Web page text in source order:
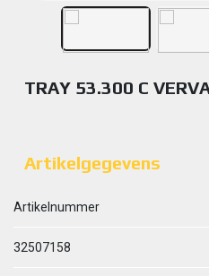
TRAY 53.300 C
Artikelgegevens
Artikelnummer
32507158